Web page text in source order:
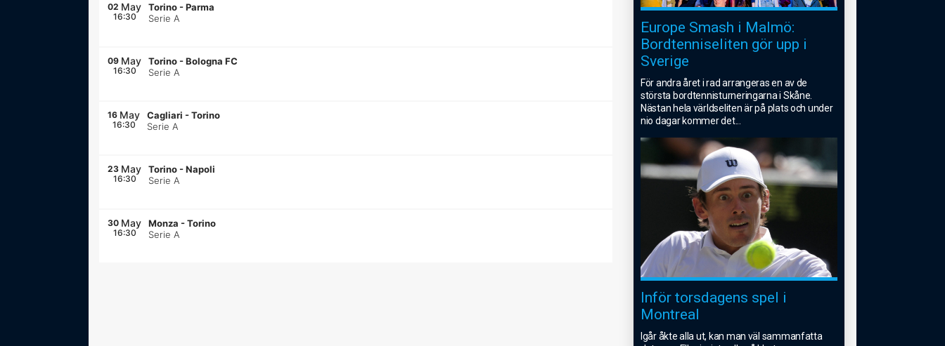
02 May
16:30
Torino -Parma
Serie A
09 May
16:30
Torino -Bologna FC
Serie A
16 May
16:30
Cagliari -Torino
Serie A
23 May
16:30
Torino -Napoli
Serie A
30 May
16:30
Monza -Torino
Serie A
Europe Smash i Malmö:
Bordtenniseliten gör upp i
Sverige
För andra året i rad arrangeras en av de
största bordtennisturneringarna i Skåne.
Nästan hela världseliten är på plats och under
nio dagar kommer det...
Inför torsdagens spel i
Montreal
Igår åkte alla ut, kan man väl sammanfatta